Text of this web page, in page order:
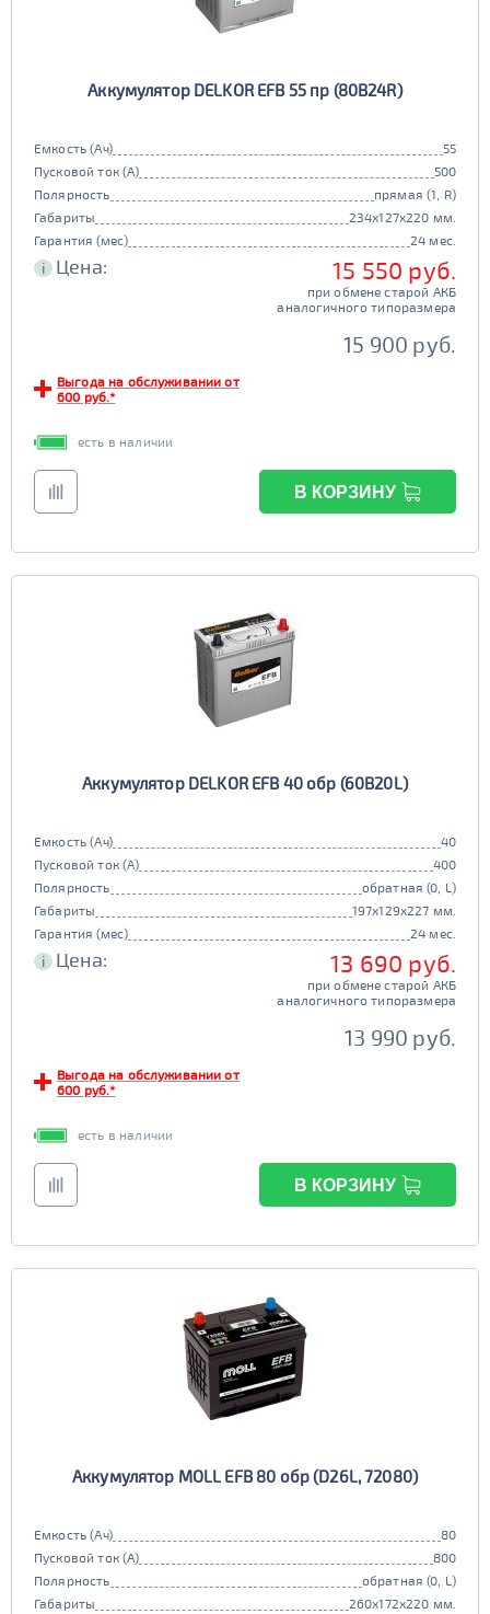
Аккумулятор DELKOR EFB 55 пр (80B24R)
Емкость (Ач)
55
Пусковой ток (А)
500
Полярность
прямая (1, R)
Габариты
234x127x220 мм.
Гарантия (мес)
24 мес.
i Цена: 15 550 руб.
при обмене старой АКБ
аналогичного типоразмера
15 900 руб.
Выгода на обслуживании от
600 руб.*
есть в наличии
В КОРЗИНУ
Аккумулятор DELKOR EFB 40 обр (60B20L)
Емкость (Ач)
40
Пусковой ток (А)
400
Полярность
обратная (0, L)
Габариты
197x129x227 мм.
Гарантия (мес)
24 мес.
i Цена: 13 690 руб.
при обмене старой АКБ
аналогичного типоразмера
13 990 руб.
Выгода на обслуживании от
600 руб.*
есть в наличии
В КОРЗИНУ
Аккумулятор MOLL EFB 80 обр (D26L, 72080)
Емкость (Ач)
80
Пусковой ток (А)
800
Полярность
обратная (0, L)
Габариты
260x172x220 мм.